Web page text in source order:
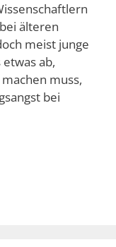
älteren
meist junge
ab,
muss,
bei